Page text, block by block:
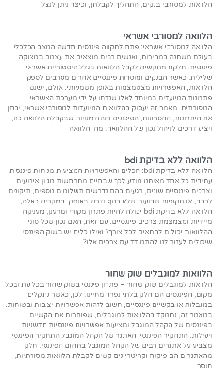
הלוואות למסורבי בנקים, התהליך לקבלתן, וכיצד ניתן לנצל
הלוואה למסורבי אשראי
הלוואה למסורבי אשראי: פתח לתקווה פיננסית חדשה המצב הכלכלי
בעולם משתנה במהירות, ואנשים רבים מוצאים את עצמם במצוקה
פיננסית. חלקם מתקשים לקבל הלוואות בגלל היסטוריית אשראי
שלילית. כאשר הבנקים ומוסדות פיננסיים אחרים מסרבים לספק
הלוואות, האפשרויות מצטמצמות באופן משמעותי. אולם, ישנם
פתרונות המיועדים במיוחד לאלו שנדחו על ידי מערכת האשראי
המסורתית. מאמר זה יעסוק בהלוואות המיועדות למסורבי אשראי, יבחן
את היתרונות, החסרונות, הסיכונים וההזדמנויות שבקבלת הלוואה כזו,
ויציע דרכים לניהול נכון של ההלוואה. מהי הלוואה
הלוואה ללא בדיקת bdi
הלוואה ללא בדיקת bdi: הכלים והאפשרויות המציעות מנוחות פיננסית
עתידית כל אחד מאיתנו מודע לכך שבחיים מתרחשות מגוון אירועים
וצרכים פיננסיים שונים, רגעים בהם נדרשים תשלומים נוספים, תיקונים
לרכב, או תקופות שבועות שלא כסף נדרש באופק. במקרים כאלה,
הלוואה ללא בדיקת bdi יכולה להיות פתרון מקורי ומרענן, מעניקה
מיידיות ומצמצמת צרכים פיננסיים. עם זאת, האם נכון שכל סוגי
ההלוואות יכולים להתאים לכל צורך? ואילו כלים יש בשוק הפיננסי
שיכולים לעזור לנו להתמודד עם צרכים אלו?
הלוואות למוגבלים שוק שחור
הלוואות למוגבלים שוק שחור – פתרון פיננסי בשוק שחור בכל עת ובכל
מקום, הפיננסים הם חלק בלתי נפרד מחיינו. לכן, כאשר נתקלים
במגבלות או בקשיים פיננסיים, חשוב לזהות אפשרויות יציבות ובטוחות.
במאמר זה, נתמקד בהלוואות למוגבלים, שפותרות את הקשיים
בפיננסים של הקהל המוגבל ומציעות אפשרויות פיננסיות חדשניות
ויעילות. התחקיר הפיננסי: האתגר של הקהל המוגבל התחקיר הפיננסי
מצביע על אתגרים רבים של הקהל המוגבל בתחום הפיננסי. חלק
מהאתגרים הם פיקוח וקריטריונים קשים לקבלת הלוואות מסורתיות,
חוסר